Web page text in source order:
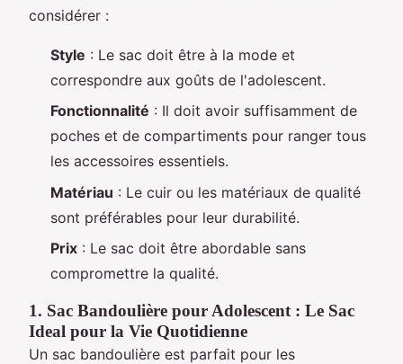
considérer :
Style : Le sac doit être à la mode et
correspondre aux goûts de l'adolescent.
Fonctionnalité : Il doit avoir suffisamment de
poches et de compartiments pour ranger tous
les accessoires essentiels.
Matériau : Le cuir ou les matériaux de qualité
sont préférables pour leur durabilité.
Prix : Le sac doit être abordable sans
compromettre la qualité.
1. Sac Bandoulière pour Adolescent : Le Sac
Ideal pour la Vie Quotidienne
Un sac bandoulière est parfait pour les